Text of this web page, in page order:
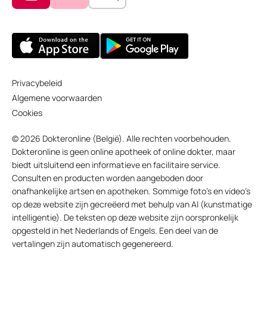
Privacybeleid
Algemene voorwaarden
Cookies
© 2026 Dokteronline (België). Alle rechten voorbehouden.
Dokteronline is geen online apotheek of online dokter, maar
biedt uitsluitend een informatieve en facilitaire service.
Consulten en producten worden aangeboden door
onafhankelijke artsen en apotheken. Sommige foto’s en video’s
op deze website zijn gecreëerd met behulp van AI (kunstmatige
intelligentie). De teksten op deze website zijn oorspronkelijk
opgesteld in het Nederlands of Engels. Een deel van de
vertalingen zijn automatisch gegenereerd.